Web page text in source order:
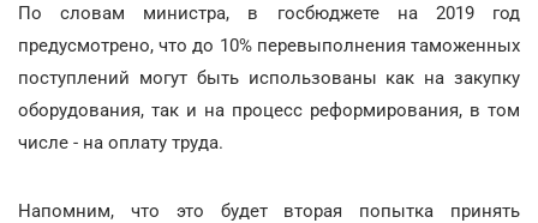
По словам министра, в госбюджете на 2019 год
предусмотрено, что до 10% перевыполнения таможенных
поступлений могут быть использованы как на закупку
оборудования, так и на процесс реформирования, в том
числе - на оплату труда.
Напомним, что это будет вторая попытка принять